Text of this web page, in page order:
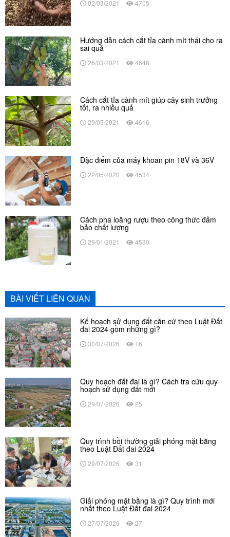
02/03/2021 4705
Hướng dẫn cách cắt tỉa cành mít thái cho ra
sai quả
26/03/2021 4648
Cách cắt tỉa cành mít giúp cây sinh trưởng
tốt, ra nhiều quả
29/05/2021 4616
Đặc điểm của máy khoan pin 18V và 36V
22/05/2020 4534
Cách pha loãng rượu theo công thức đảm
bảo chất lượng
29/01/2021 4530
BÀI VIẾT LIÊN QUAN
Kế hoạch sử dụng đất căn cứ theo Luật Đất
đai 2024 gồm những gì?
30/07/2026 16
Quy hoạch đất đai là gì? Cách tra cứu quy
hoạch sử dụng đất mới
29/07/2026 25
Quy trình bồi thường giải phóng mặt bằng
theo Luật Đất đai 2024
29/07/2026 31
Giải phóng mặt bằng là gì? Quy trình mới
nhất theo Luật Đất đai 2024
27/07/2026 27